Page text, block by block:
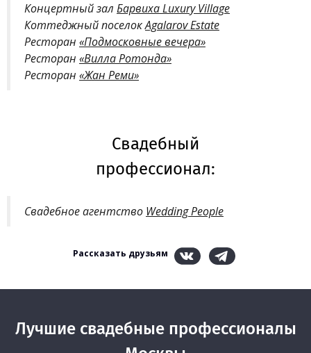
Концертный зал Барвиха Luxury Village
Коттеджный поселокAgalarov Estate
Ресторан «Подмосковные вечера»
Ресторан «Вилла Ротонда»
Ресторан «Жан Реми»
Свадебный
профессионал:
Свадебное агентство Wedding People
Рассказать друзьям
Лучшие свадебные профессионалы